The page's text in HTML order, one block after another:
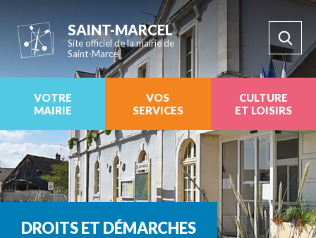
SAINT-MARCEL
Site officiel de la mairie de
Saint-Marcel
VOTRE
MAIRIE
VOS
SERVICES
CULTURE
ET LOISIRS
DROITS ET DÉMARCHES